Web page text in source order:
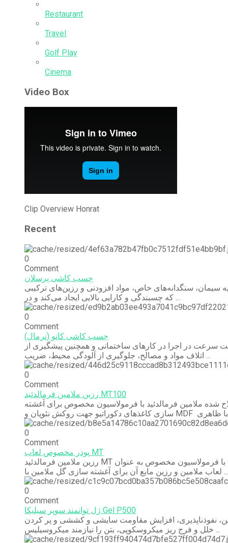
Restaurant
Travel
Golf Play
Cinema
Video Box
Clip Overview Honrat
Recent
0
Comment
چسب کاشی پرسلان
سیمان، سنگدانه‌های خاص، مواد افزودنی و رزین‌های ترکیبی
که چسبندگی و کارایی بالایی ایجاد می‌کند و در ...
0
Comment
چسب کاشی کانو (نرمال)
سرعت در اجرا در کارهای ساختمانی و همچنین پیشگیری از
اتلاف مواد و مصالح، جلوگیری از آلودگی محیط، ضریب ...
0
Comment
رزین ملامین فرمالدئید MT100
شده ملامین فرمالدئید با فرمولاسیون مخصوص برای آغشته
0
Comment
پودر مخصوص لعاب MT
رزین ملامین فرمالدئید MT اصلاح شده با فرمولاسیون مخصوص به عنوان
لعاب ملامین و رزین مایع آن برای آغشته سازی گل ملامین با ...
0
Comment
ژل توانمند سوپر سیلیکا Gel P500
نفوذناپذیری، افزایش مقاومت سایشی و کششی و پر کردن
خلل و فرج ریز میکروسکوپی، بتن را نیازمند میکروسیلیس ...